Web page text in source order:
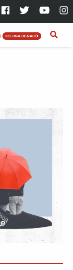
FES UNA DONACIÓ